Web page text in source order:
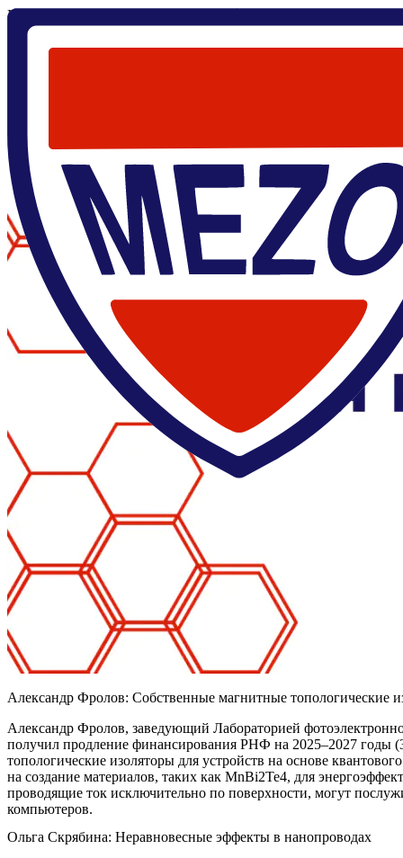
Главная
гранты РНФ для исследований квантовых технологий
16 июля 2025
Александр Фролов: Собственные магнитные топологические
Александр Фролов, заведующий Лабораторией
получил продление финансирования РНФ на 2025–2027 годы
топологические изоляторы для устройств на основе
на создание материалов, таких как MnBi2Te4, для
проводящие ток исключительно по поверхности, могут
компьютеров.
Ольга Скрябина: Неравновесные эффекты в нанопроводах